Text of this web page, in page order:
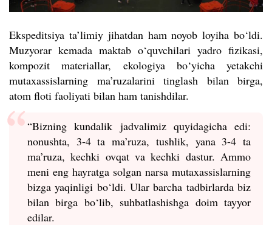
Ekspeditsiya ta’limiy jihatdan ham noyob loyiha bo‘ldi.
Muzyorar kemada maktab o‘quvchilari yadro fizikasi,
kompozit materiallar, ekologiya bo‘yicha yetakchi
mutaxassislarning ma’ruzalarini tinglash bilan birga,
atom floti faoliyati bilan ham tanishdilar.
“Bizning kundalik jadvalimiz quyidagicha edi:
nonushta, 3-4 ta ma’ruza, tushlik, yana 3-4 ta
ma’ruza, kechki ovqat va kechki dastur. Ammo
meni eng hayratga solgan narsa mutaxassislarning
bizga yaqinligi bo‘ldi. Ular barcha tadbirlarda biz
bilan birga bo‘lib, suhbatlashishga doim tayyor
edilar.